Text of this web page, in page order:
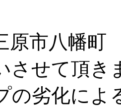
原市八幡
させて頂き
の劣化によ